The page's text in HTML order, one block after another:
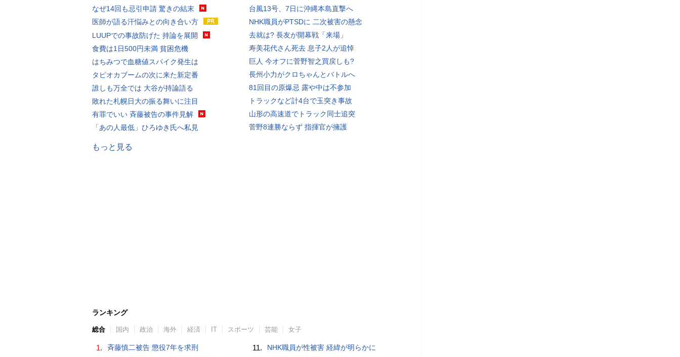
なぜ14回も忌引申請 驚きの結末
医師が語る汗悩みとの向き合い方
LUUPでの事故防げた 持論を展開
食費は1日500円未満 貧困危機
はちみつで血糖値スパイク発生は
タピオカブームの次に来た新定番
誰しも万全では 大谷が持論語る
敗れた札幌日大の振る舞いに注目
有罪でいい 斉藤被告の事件見解
「あの人最低」ひろゆき氏へ私見
台風13号、7日に沖縄本島直撃へ
NHK職員がPTSDに 二次被害の懸念
去就は? 長友が開幕戦「来場」
寿美花代さん死去 息子2人が追悼
巨人 今オフに菅野智之買戻しも?
長州小力がクロちゃんとバトルへ
81回目の原爆忌 露や中は不参加
トラックなど計4台で玉突き事故
山形の高速道でトラック同士追突
菅野8連勝ならず 指揮官が擁護
もっと見る
ランキング
総合 国内 政治 海外 経済 IT スポーツ 芸能 女子
1. 斉藤慎二被告 懲役7年を求刑 11. NHK職員が性被害 経緯が明らかに